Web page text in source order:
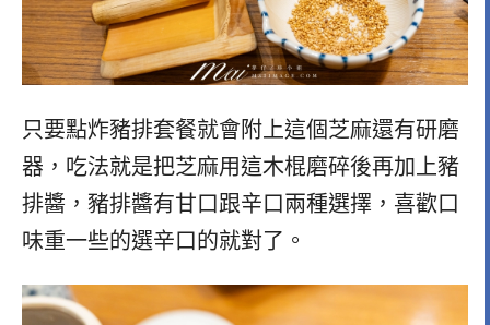
只要點炸豬排套餐就會附上這個芝麻還有研磨
器，吃法就是把芝麻用這木棍磨碎後再加上豬
排醬，豬排醬有甘口跟辛口兩種選擇，喜歡口
味重一些的選辛口的就對了。